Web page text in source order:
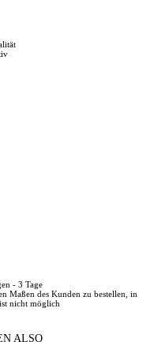
- 3 Tage
Maßen des Kunden zu bestellen, in
nicht möglich
ALSO